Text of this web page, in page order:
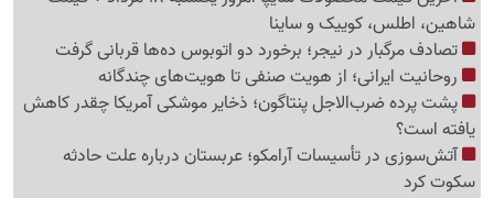
شاهین، اطلس، کوییک و ساینا
تصادف مرگبار در نیجر؛ برخورد دو اتوبوس ده‌ها قربانی گرفت
روحانیت ایرانی؛ از هویت صنفی تا هویت‌های چندگانه
پشت پرده ضرب‌الاجل پنتاگون؛ ذخایر موشکی آمریکا چقدر کاهش
یافته است؟
آتش‌سوزی در تأسیسات آرامکو؛ عربستان درباره علت حادثه
سکوت کرد